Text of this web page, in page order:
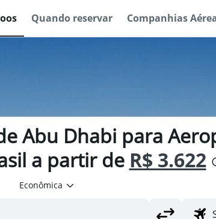
Quando reservar Companhias
Abu Dhabi para
a partir de R$ 3.622
Econômica